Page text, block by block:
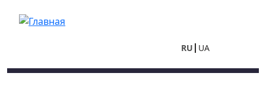
RU UA